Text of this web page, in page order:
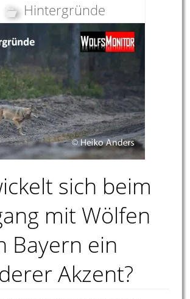
Hintergründe
sich beim
mit Wölfen
Bayern ein
Akzent?